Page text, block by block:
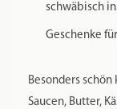
schwäbisch
Geschenke
Besonders
Saucen, Butter,